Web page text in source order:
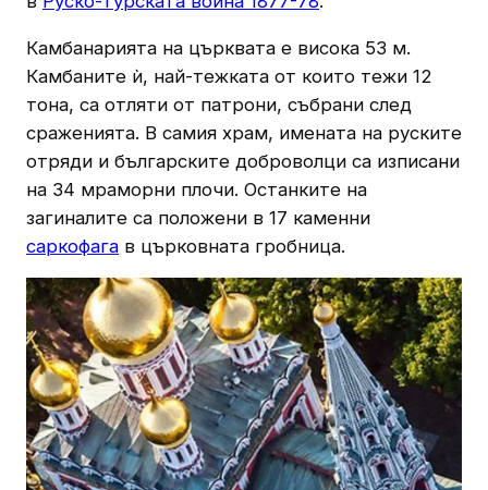
Камбанарията на църквата е висока 53 м.
Камбаните ѝ, най-тежката от които тежи 12
тона, са отляти от патрони, събрани след
сраженията. В самия храм, имената на руските
отряди и българските доброволци са изписани
на 34 мраморни плочи. Останките на
загиналите са положени в 17 каменни
саркофага в църковната гробница.